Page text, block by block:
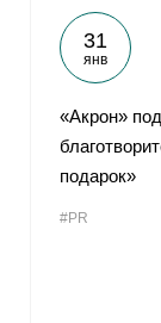
31
янв
«Акрон»
подарок»
#PR